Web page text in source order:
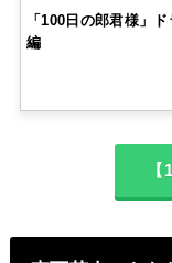
「100日の郎君様」
編